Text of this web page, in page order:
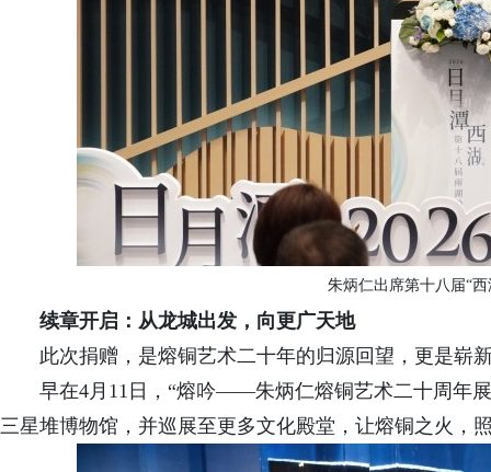
朱炳仁出席第十八届“
续章开启：从龙城出发，向更广天地
此次捐赠，是熔铜艺术二十年的归源回望，更是崭
早在4月11日，“熔吟——朱炳仁熔铜艺术二十周年
三星堆博物馆，并巡展至更多文化殿堂， 让熔铜之火，